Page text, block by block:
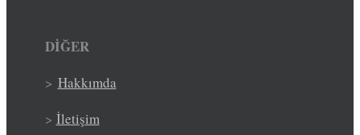
DİĞER
> Hakkımda
> İletişim